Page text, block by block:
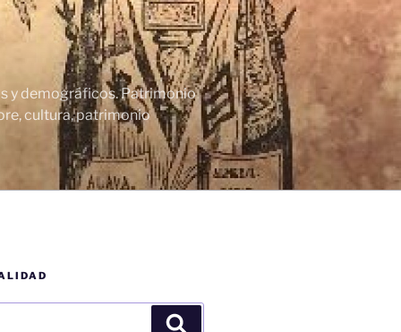
y demográficos. Patrimonio
cultura, patrimonio